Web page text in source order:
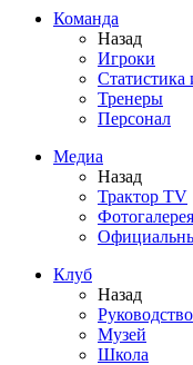
Команда
Назад
Игроки
Статистика
Тренеры
Персонал
Медиа
Назад
Трактор TV
Фотогалерея
Клуб
Назад
Руководство
Музей
Школа